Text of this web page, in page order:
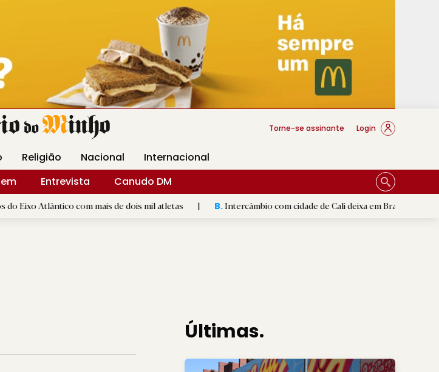
DM Livraria DM Arquidiocese Braga
Torne-se assinante Login
Religião Nacional
Internacional
Entrevista
Canudo DM
com mais de dois mil atletas | B.Intercâmbio com cidade de Cali deixa em Braga mural artístico
Últimas.